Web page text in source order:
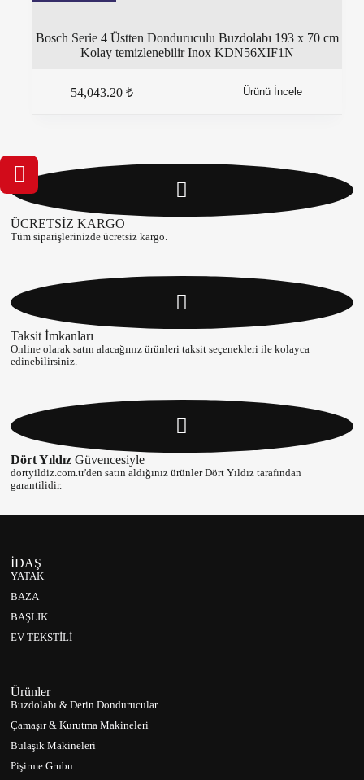
Bosch Serie 4 Üstten Donduruculu Buzdolabı 193 x 70 cm
Kolay temizlenebilir Inox KDN56XIF1N
54,043.20₺ Ürünü İncele
ÜCRETSİZ KARGO
Tüm siparişlerinizde ücretsiz kargo.
Taksit İmkanları
Online olarak satın alacağınız ürünleri taksit seçenekleri ile kolayca
edinebilirsiniz.
Dört Yıldız Güvencesiyle
dortyildiz.com.tr'den satın aldığınız ürünler Dört Yıldız tarafından
garantilidir.
İDAŞ
YATAK
BAZA
BAŞLIK
EV TEKSTİLİ
Ürünler
Buzdolabı & Derin Dondurucular
Çamaşır & Kurutma Makineleri
Bulaşık Makineleri
Pişirme Grubu